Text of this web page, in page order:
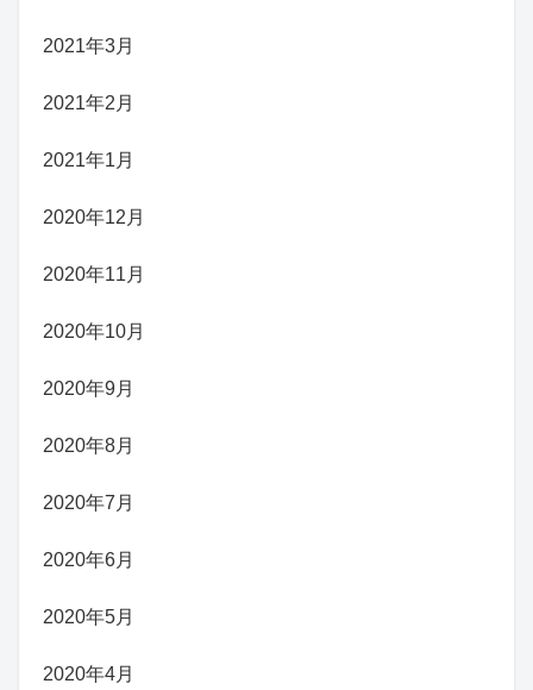
2021年3月
2021年2月
2021年1月
2020年12月
2020年11月
2020年10月
2020年9月
2020年8月
2020年7月
2020年6月
2020年5月
2020年4月